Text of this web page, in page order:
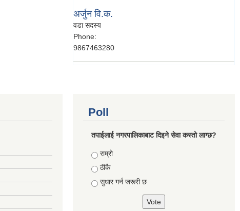
अर्जुन वि.क.
वडा सदस्य
Phone:
9867463280
Poll
तपाईलाई नगरपालिकाबाट दिइने सेवा कस्तो लाग्छ?
Choices
राम्रो
ठीकै
सुधार गर्न जरूरी छ